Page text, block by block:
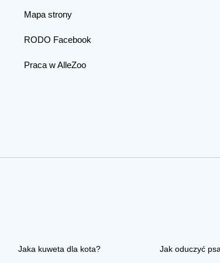
Mapa strony
RODO Facebook
Praca w AlleZoo
Jaka kuweta dla kota? Jak oduczyć